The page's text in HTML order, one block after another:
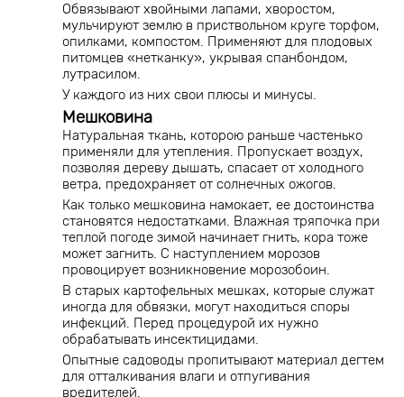
Обвязывают хвойными лапами, хворостом,
мульчируют землю в приствольном круге торфом,
опилками, компостом. Применяют для плодовых
питомцев «нетканку», укрывая спанбондом,
лутрасилом.
У каждого из них свои плюсы и минусы.
Мешковина
Натуральная ткань, которою раньше частенько
применяли для утепления. Пропускает воздух,
позволяя дереву дышать, спасает от холодного
ветра, предохраняет от солнечных ожогов.
Как только мешковина намокает, ее достоинства
становятся недостатками. Влажная тряпочка при
теплой погоде зимой начинает гнить, кора тоже
может загнить. С наступлением морозов
провоцирует возникновение морозобоин.
В старых картофельных мешках, которые служат
иногда для обвязки, могут находиться споры
инфекций. Перед процедурой их нужно
обрабатывать инсектицидами.
Опытные садоводы пропитывают материал дегтем
для отталкивания влаги и отпугивания
вредителей.